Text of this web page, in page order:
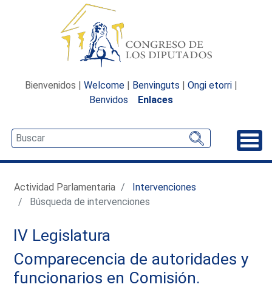
Bienvenidos | Welcome | Benvinguts | Ongi etorri |
Benvidos
Enlaces
Actividad Parlamentaria
Intervenciones
Búsqueda de intervenciones
IV Legislatura
Comparecencia de autoridades y
funcionarios en Comisión.